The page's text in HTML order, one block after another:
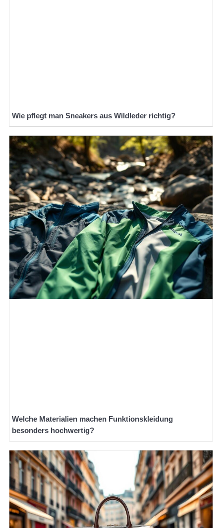
Wie pflegt man Sneakers aus Wildleder richtig?
Welche Materialien machen Funktionskleidung
besonders hochwertig?